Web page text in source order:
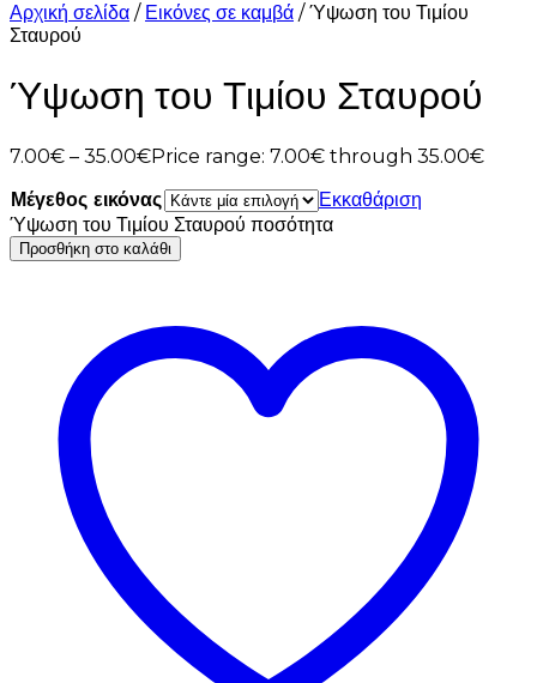
Αρχική σελίδα / Εικόνες σε καμβά / Ύψωση του Τιμίου
Σταυρού
Ύψωση του Τιμίου Σταυρού
7.00€ – 35.00€Price range: 7.00€ through 35.00€
Μέγεθος εικόνας
Εκκαθάριση
Ύψωση του Τιμίου Σταυρού ποσότητα
Προσθήκη στο καλάθι